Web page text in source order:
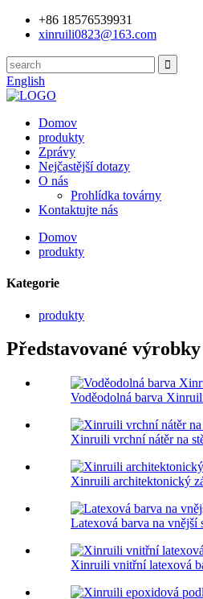
+86 18576539931
xinruili0823@163.com
English
Domov
produkty
Zprávy
Nejčastější dotazy
O nás
Prohlídka továrny
Kontaktujte nás
Domov
produkty
Kategorie
produkty
Představované výrobky
Voděodolná barva
Xinruili vrchní nátěr na
Xinruili architektonický
Latexová barva na
Xinruili vnitřní latexová